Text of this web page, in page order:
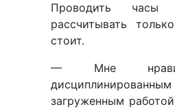
Проводить
рассчитывать
стоит.
— Мне
загруженным